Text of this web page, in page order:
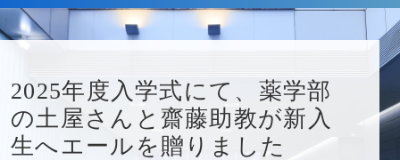
城西
国際
大学
2025年度入学式にて、薬学部
の土屋さんと齋藤助教が新入
生へエールを贈りました